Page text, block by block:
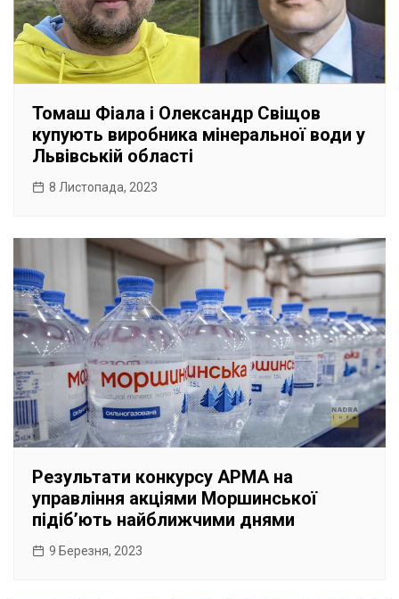
Томаш Фіала і Олександр Свіщов
купують виробника мінеральної води у
Львівській області
8 Листопада, 2023
Результати конкурсу АРМА на
управління акціями Моршинської
підіб’ють найближчими днями
9 Березня, 2023